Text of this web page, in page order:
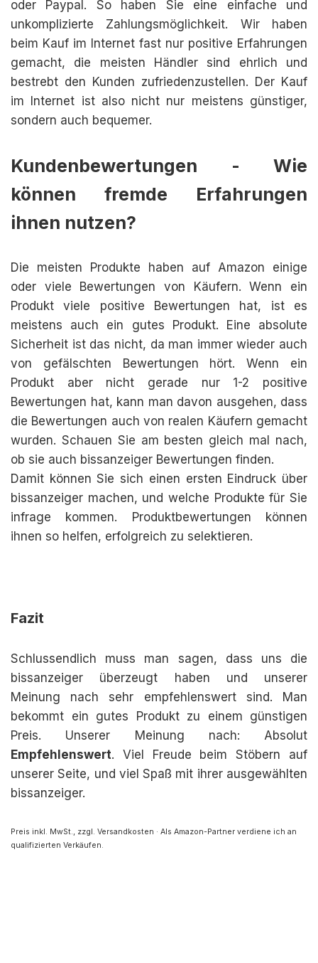
oder Paypal. So haben Sie eine einfache und
unkomplizierte Zahlungsmöglichkeit. Wir haben
beim Kauf im Internet fast nur positive Erfahrungen
gemacht, die meisten Händler sind ehrlich und
bestrebt den Kunden zufriedenzustellen. Der Kauf
im Internet ist also nicht nur meistens günstiger,
sondern auch bequemer.
Kundenbewertungen - Wie
können fremde Erfahrungen
ihnen nutzen?
Die meisten Produkte haben auf Amazon einige
oder viele Bewertungen von Käufern. Wenn ein
Produkt viele positive Bewertungen hat, ist es
meistens auch ein gutes Produkt. Eine absolute
Sicherheit ist das nicht, da man immer wieder auch
von gefälschten Bewertungen hört. Wenn ein
Produkt aber nicht gerade nur 1-2 positive
Bewertungen hat, kann man davon ausgehen, dass
die Bewertungen auch von realen Käufern gemacht
wurden. Schauen Sie am besten gleich mal nach,
ob sie auch bissanzeiger Bewertungen finden.
Damit können Sie sich einen ersten Eindruck über
bissanzeiger machen, und welche Produkte für Sie
infrage kommen. Produktbewertungen können
ihnen so helfen, erfolgreich zu selektieren.
Fazit
Schlussendlich muss man sagen, dass uns die
bissanzeiger überzeugt haben und unserer
Meinung nach sehr empfehlenswert sind. Man
bekommt ein gutes Produkt zu einem günstigen
Preis. Unserer Meinung nach: Absolut
Empfehlenswert. Viel Freude beim Stöbern auf
unserer Seite, und viel Spaß mit ihrer ausgewählten
bissanzeiger.
Preis inkl. MwSt., zzgl. Versandkosten · Als Amazon-Partner verdiene ich an
qualifizierten Verkäufen.